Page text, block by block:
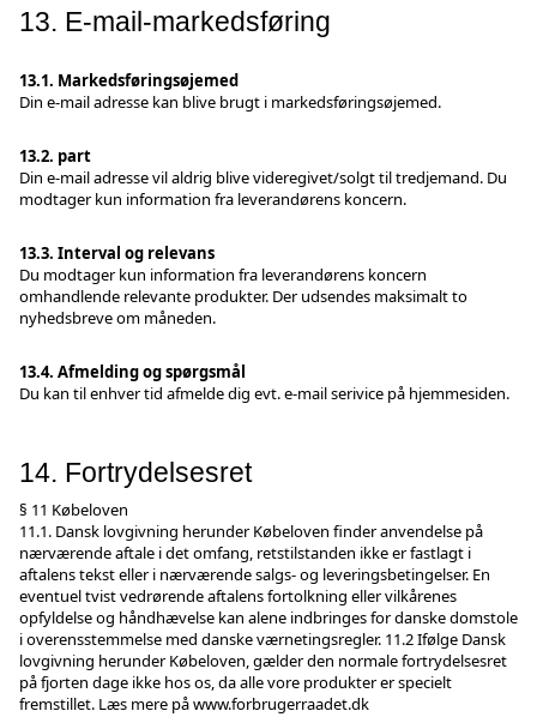
13. E-mail-markedsføring
13.1. Markedsføringsøjemed
Din e-mail adresse kan blive brugt i markedsføringsøjemed.
13.2. part
Din e-mail adresse vil aldrig blive videregivet/solgt til tredjemand. Du
modtager kun information fra leverandørens koncern.
13.3. Interval og relevans
Du modtager kun information fra leverandørens koncern
omhandlende relevante produkter. Der udsendes maksimalt to
nyhedsbreve om måneden.
13.4. Afmelding og spørgsmål
Du kan til enhver tid afmelde dig evt. e-mail serivice på hjemmesiden.
14. Fortrydelsesret
§ 11 Købeloven
11.1. Dansk lovgivning herunder Købeloven finder anvendelse på
nærværende aftale i det omfang, retstilstanden ikke er fastlagt i
aftalens tekst eller i nærværende salgs- og leveringsbetingelser. En
eventuel tvist vedrørende aftalens fortolkning eller vilkårenes
opfyldelse og håndhævelse kan alene indbringes for danske domstole
i overensstemmelse med danske værnetingsregler. 11.2 Ifølge Dansk
lovgivning herunder Købeloven, gælder den normale fortrydelsesret
på fjorten dage ikke hos os, da alle vore produkter er specielt
fremstillet. Læs mere påwww.forbrugerraadet.dk